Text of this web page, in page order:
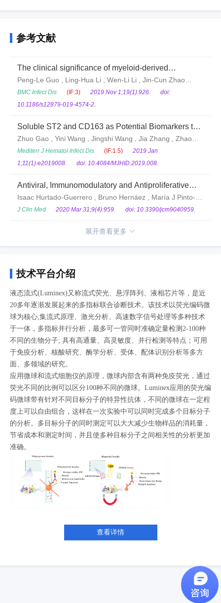
参考文献
The clinical significance of myeloid-derived
suppressor cells in dengue fever patients
Peng-Le Guo , Ling-Hua Li , Wen-Li Li , Jin-Cun Zhao
, Feng-Yu Hu , Fu-Chun Zhang , Wei-Ping Cai , Xiao-Ping
Tang
BMC Infect Dis (IF:3) 2019 Nov 1;19(1):926.
doi:
10.1186/s12879-019-4574-2.
Soluble ST2 and CD163 as Potential Biomarkers to
Differentiate Primary Hemophagocytic
Lymphohistiocytosis from Macrophage Activation
Syndrome
Zhuo Gao , Yini Wang , Jingshi Wang , Jia Zhang , Zhao
Wang
Mediterr J Hematol Infect Dis (IF:1.5)
2019 Jan
1;11(1):e2019008.
doi: 10.4084/MJHID.2019.008.
Antiviral, Immunomodulatory and Antiproliferative
Activities of Recombinant Soluble IFNAR2 without
IFN-ß Mediation
Isaac Hurtado-Guerrero , Bruno Hernáez , María J Pinto-
Medel , Esther Calonge , José L Rodriguez-Bada , Patricia
Leyva , José Alcamí , Antonio Alcamí , Óscar Fernández
J Clin Med 2020 Mar 31;9(4):959. doi: 10.3390/jcm9040959.
展开查看更多
技术平台介绍
液态流式(Luminex)又称流式荧光、悬浮阵列、液相芯片等，是近
20多年逐渐发展起来的多指标联合诊断技术。该技术以荧光编码微
球为核心,集流式原理、激光分析、高速数字信号处理等多种技术
于一体，多指标并行分析，最多可一管同时准确定量检测2-100种
不同的生物分子; 具有高通量、高灵敏度、并行检测等特点；可用
于免疫分析、核酸研究、酶学分析、受体、配体识别分析等多方
面、多领域的研究。
应用微球和流式细胞仪的原理，微球内部含有两种免疫荧光，通过
荧光不同的比例可以区分100种不同的微球。Luminex应用的荧光编
码微球带有针对不同目标分子的特异性抗体，不同的微球在一定程
度上可以自由组合，这样在一次实验中可以同时完成多个目标分子
的分析。多目标分子的同时测定可以大大减少生物样品的消耗量，
节省成本和测定时间，并且使多种目标分子之间相关性的分析更加
准确。
查看详情